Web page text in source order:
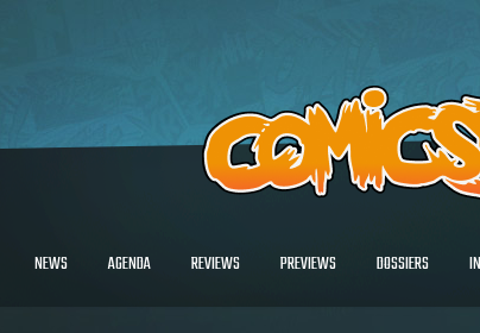
NEWS AGENDA REVIEWS PREVIEWS DOSSIERS